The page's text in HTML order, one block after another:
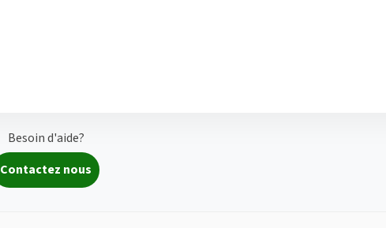
Besoin d'aide?
Contactez nous